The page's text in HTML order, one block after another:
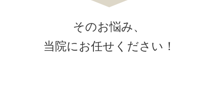
そのお悩み、
当院にお任せください！